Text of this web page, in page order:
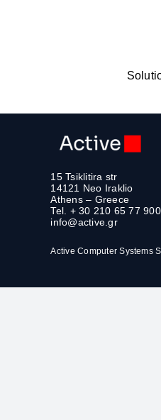
15 Tsiklitira str
14121 Neo Iraklio
Athens – Greece
Tel. + 30 210 65 77 900
info@active.gr
Active Computer Systems